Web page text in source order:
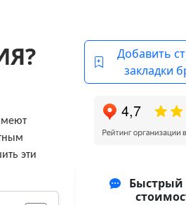
эти
Добавить
закладки
Быстрый